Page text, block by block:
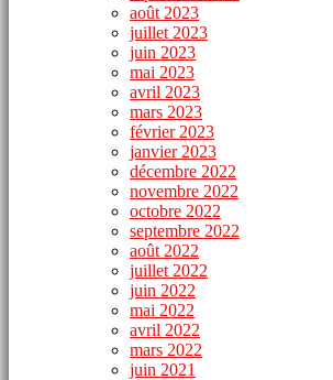
août 2023
juillet 2023
juin 2023
mai 2023
avril 2023
mars 2023
février 2023
janvier 2023
décembre 2022
novembre 2022
octobre 2022
septembre 2022
août 2022
juillet 2022
juin 2022
mai 2022
avril 2022
mars 2022
juin 2021